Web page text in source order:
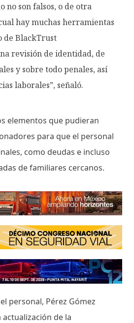
no son falsos, o de otra
hay muchas herramientas
de BlackTrust
revisión de identidad, de
y sobre todo penales, así
laborales”, señaló.
elementos que pudieran
para que el personal
como deudas e incluso
de familiares cercanos.
personal, Pérez Gómez
de la